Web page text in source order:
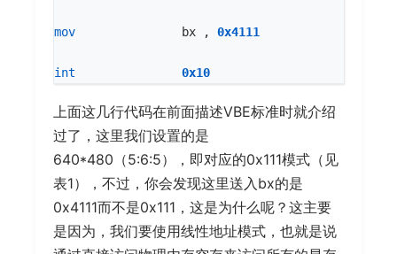
mov bx , 0x4111
int 0x10
上面这几行代码在前面描述VBE标准时就介绍
过了，这里我们设置的是
640*480（5:6:5），即对应的0x111模式（见
表1），不过，你会发现这里送入bx的是
0x4111而不是0x111，这是为什么呢？这主要
是因为，我们要使用线性地址模式，也就是说